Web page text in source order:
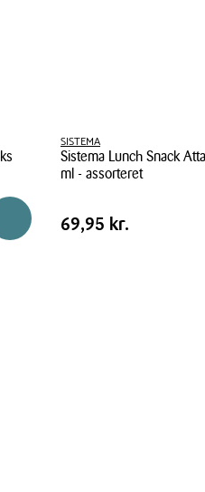
Reservér i butik
SISTEMA
Sistema Lunch Snack
ml - assorteret
Lunch
Pris
Pris 69,95 kr.
69,95 kr.